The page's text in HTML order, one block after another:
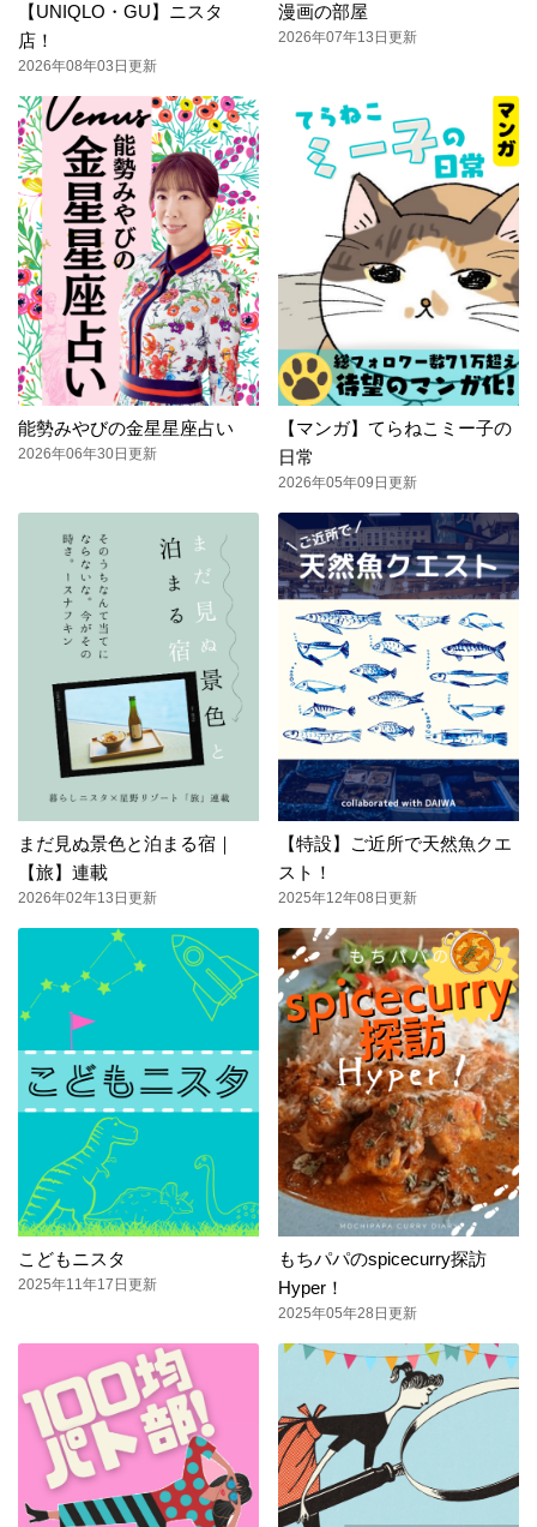
【UNIQLO・GU】ニスタ
店！
2026年08年03日更新
漫画の部屋
2026年07年13日更新
能勢みやびの金星星座占い
2026年06年30日更新
【マンガ】てらねこミー子の
日常
2026年05年09日更新
まだ見ぬ景色と泊まる宿｜
【旅】連載
2026年02年13日更新
【特設】ご近所で天然魚クエ
スト！
2025年12年08日更新
こどもニスタ
2025年11年17日更新
もちパパのspicecurry探訪
Hyper！
2025年05年28日更新